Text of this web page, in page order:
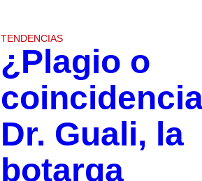
TENDENCIAS
¿Plagio o
Dr. Guali, la
botarga